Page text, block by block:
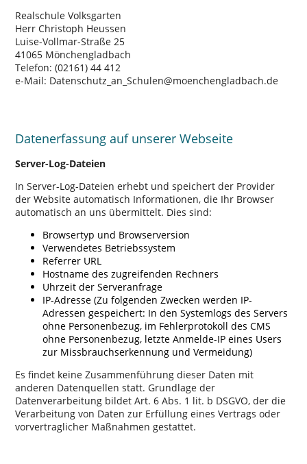
Realschule Volksgarten
Herr Christoph Heussen
Luise-Vollmar-Straße 25
41065 Mönchengladbach
Telefon: (02161) 44 412
e-Mail: Datenschutz_an_Schulen@moenchengladbach.de
Datenerfassung auf unserer Webseite
Server-Log-Dateien
In Server-Log-Dateien erhebt und speichert der Provider
der Website automatisch Informationen, die Ihr Browser
automatisch an uns übermittelt. Dies sind:
Browsertyp und Browserversion
Verwendetes Betriebssystem
Referrer URL
Hostname des zugreifenden Rechners
Uhrzeit der Serveranfrage
IP-Adresse (Zu folgenden Zwecken werden IP-
Adressen gespeichert: In den Systemlogs des Servers
ohne Personenbezug, im Fehlerprotokoll des CMS
ohne Personenbezug, letzte Anmelde-IP eines Users
zur Missbrauchserkennung und Vermeidung)
Es findet keine Zusammenführung dieser Daten mit
anderen Datenquellen statt. Grundlage der
Datenverarbeitung bildet Art. 6 Abs. 1 lit. b DSGVO, der die
Verarbeitung von Daten zur Erfüllung eines Vertrags oder
vorvertraglicher Maßnahmen gestattet.